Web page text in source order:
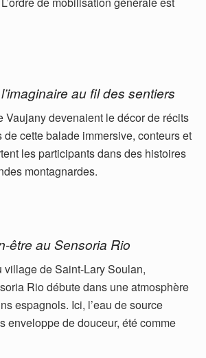
au fil des sentiers
Vaujany devenaient le décor de récits
cette balade immersive, conteurs et
les participants dans des histoires
montagnardes.
être au Sensoria Rio
de Saint-Lary Soulan,
Rio débute dans une atmosphère
espagnols. Ici, l’eau de source
enveloppe de douceur, été comme